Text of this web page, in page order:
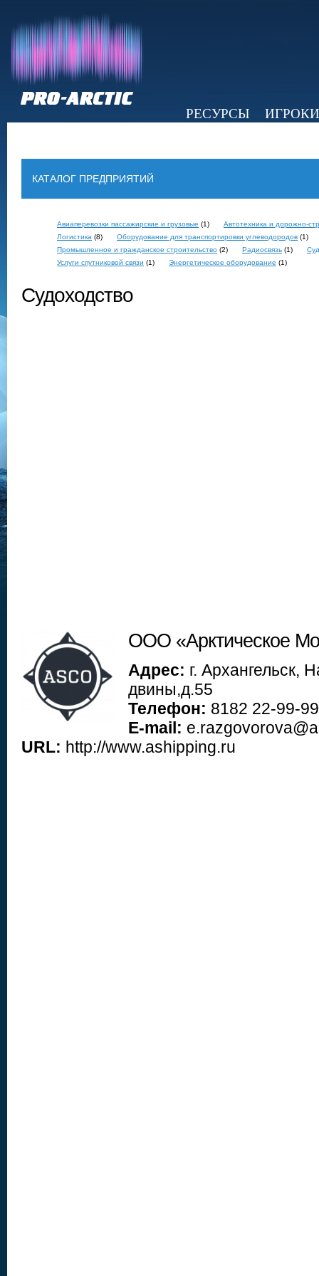
РЕСУРСЫ
ИГРОКИ
КАТАЛОГ ПРЕДПРИЯТИЙ
Авиаперевозки пассажирские и грузовые (1)
Автотехника и дорожно-
Логистика (8) Оборудование для транспортировки углеводородов (1)
Промышленное и гражданское строительство (2) Радиосвязь (1)
Услуги спутниковой связи (1) Энергетическое оборудование (1)
Судоходство
ООО «Арктическое
Адрес: г. Архангельск,
двины,д.55
Телефон: 8182 22-99-99
E-mail:
URL: http://www.ashipping.ru